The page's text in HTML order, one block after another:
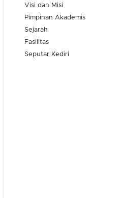
Visi dan Misi
Pimpinan Akademis
Sejarah
Fasilitas
Seputar Kediri